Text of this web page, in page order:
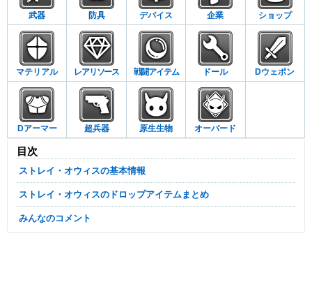
武器 防具 デバイス 企業 ショップ
マテリアル レアリソース 戦闘アイテム ドール Dウェポン
Dアーマー 超兵器 原生生物 オーバード
目次
ストレイ・オウィスの基本情報
ストレイ・オウィスのドロップアイテムまとめ
みんなのコメント